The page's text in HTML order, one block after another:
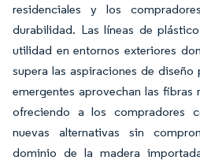
residenciales y los
durabilidad. Las líneas de
utilidad en entornos exteriores
supera las aspiraciones de
emergentes aprovechan las fibras
ofreciendo a los compradores
nuevas alternativas sin
dominio de la madera